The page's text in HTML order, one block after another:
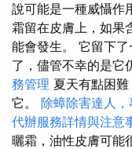
說可能是一種威懾作
霜留在皮膚上，如果
能會發生。 它留下
了，儘管不幸的是它
務管理 夏天有點困
它。 除蟑除害達人
代辦服務詳情與注意
曬霜，油性皮膚可能